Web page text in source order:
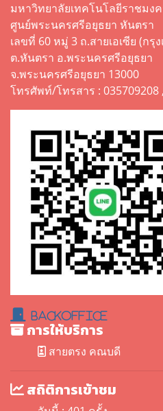
มหาวิทยาลัยเทคโนโลยีราชมง
ศูนย์พระนครศรีอยุธยา หันตรา
เลขที่ 60 หมู่ 3 ถ.สายเอเซีย (กรุ
ต.หันตรา อ.พระนครศรีอยุธยา
จ.พระนครศรีอยุธยา 13000
โทรศัพท์/โทรสาร : 035709208
BackOffice
การให้บริการ
สายตรง คณบดี
สถิติการเข้าชม